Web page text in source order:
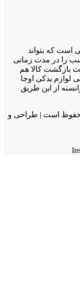
است که بتواند
را در مدت زمانی
بازگشت کالا هم
لوازم یدکی اوجا
از این طریق
محفوظ است | طراحی و